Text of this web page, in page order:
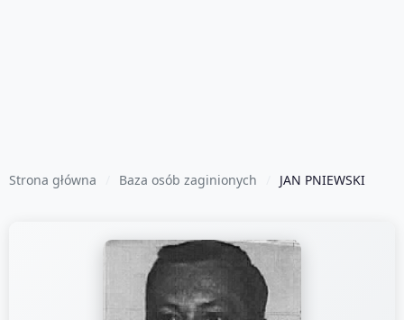
Strona główna Baza osób zaginionych JAN PNIEWSKI